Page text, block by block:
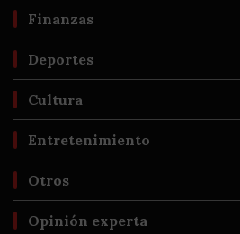
Finanzas
Deportes
Cultura
Entretenimiento
Otros
Opinión experta